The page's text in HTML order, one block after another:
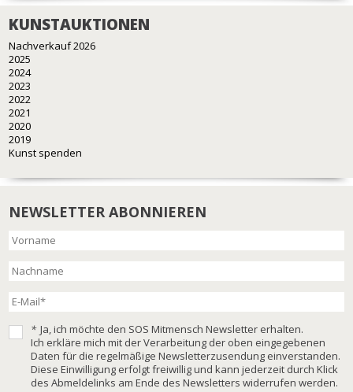
KUNSTAUKTIONEN
Nachverkauf 2026
2025
2024
2023
2022
2021
2020
2019
Kunst spenden
NEWSLETTER ABONNIEREN
* Ja, ich möchte den SOS Mitmensch Newsletter erhalten.
Ich erkläre mich mit der Verarbeitung der oben eingegebenen
Daten für die regelmäßige Newsletterzusendung einverstanden.
Diese Einwilligung erfolgt freiwillig und kann jederzeit durch Klick
des Abmeldelinks am Ende des Newsletters widerrufen werden.